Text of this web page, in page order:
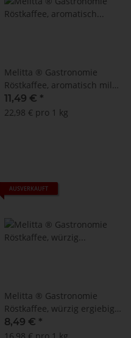
Melitta ® Gastronomie
Röstkaffee, aromatisch mild
500 g
11,49 € *
22,98 € pro 1 kg
AUSVERKAUFT
Melitta ® Gastronomie
Röstkaffee, würzig ergiebig -
MHD: 29.07.2025 ! (500 g)
8,49 € *